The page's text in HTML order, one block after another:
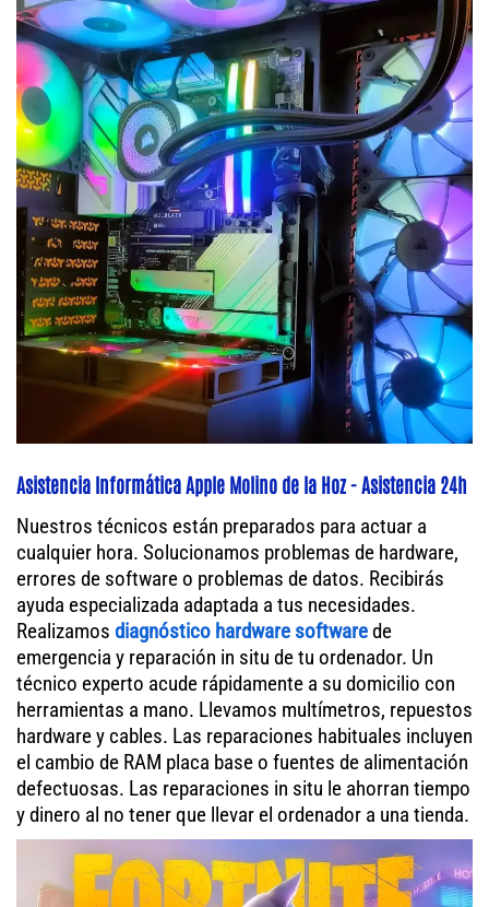
Asistencia Informática Apple Molino de la Hoz - Asistencia 24h
Nuestros técnicos están preparados para actuar a
cualquier hora. Solucionamos problemas de hardware,
errores de software o problemas de datos. Recibirás
ayuda especializada adaptada a tus necesidades.
Realizamos diagnóstico hardware softwarede
emergencia y reparación in situ de tu ordenador. Un
técnico experto acude rápidamente a su domicilio con
herramientas a mano. Llevamos multímetros, repuestos
hardware y cables. Las reparaciones habituales incluyen
el cambio de RAM placa base o fuentes de alimentación
defectuosas. Las reparaciones in situ le ahorran tiempo
y dinero al no tener que llevar el ordenador a una tienda.